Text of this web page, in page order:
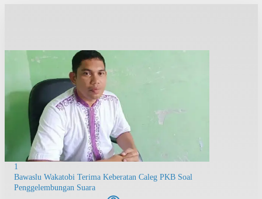
1
Bawaslu Wakatobi Terima Keberatan Caleg PKB Soal
Penggelembungan Suara